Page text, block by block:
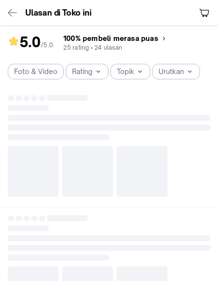
Ulasan di Toko ini
5.0/5.0
rating
5.0
dari
100% pembeli merasa puas
25 rating • 24 ulasan
Foto & Video Rating Topik Urutkan